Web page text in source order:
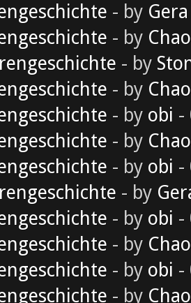
- by Gera
- by
- by
- by
- by obi -
- by
- by obi -
- by
- by obi -
- by
- by obi -
- by